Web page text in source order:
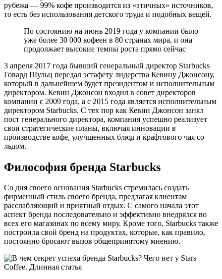
рубежа — 99% кофе производится из «этичных» источников,
то есть без использования детского труда и подобных вещей.
По состоянию на июнь 2019 года у компании было
уже более 30 000 кофеен в 80 странах мира, и она
продолжает высокие темпы роста прямо сейчас
3 апреля 2017 года бывший генеральный директор Starbucks
Говард Шульц передал эстафету лидерства Кевину Джонсону,
который в дальнейшем будет президентом и исполнительным
директором. Кевин Джонсон входил в совет директоров
компании с 2009 года, а с 2015 года является исполнительным
директором Starbucks. С тех пор как Кевин Джонсон занял
пост генерального директора, компания успешно реализует
свои стратегические планы, включая инновации в
производстве кофе, улучшенных блюд и крафтового чая со
льдом.
Философия бренда Starbucks
Со дня своего основания Starbucks стремилась создать
фирменный стиль своего бренда, предлагая клиентам
расслабляющий и приятный отдых. С самого начала этот
аспект бренда последовательно и эффективно внедрялся во
всех его магазинах по всему миру. Кроме того, Starbucks также
построила свой бренд на продуктах, которые, как правило,
постоянно бросают вызов общепринятому мнению.